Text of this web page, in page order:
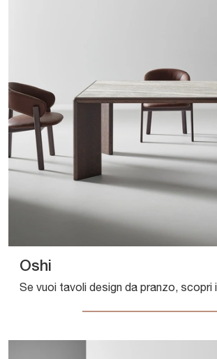
Oshi